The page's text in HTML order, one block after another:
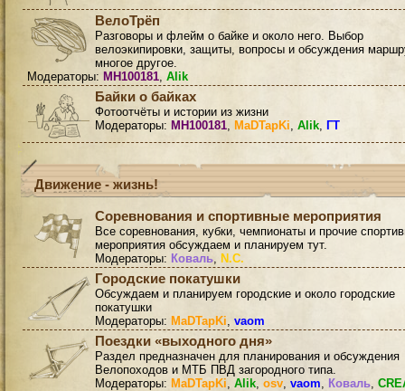
ВелоТрёп
Разговоры и флейм о байке и около него. Выбор
велоэкипировки, защиты, вопросы и обсуждения
многое другое.
Модераторы: MH100181, Alik
Байки о байках
Фотоотчёты и истории из жизни
Модераторы: MH100181, MaDTapKi, Alik, ГТ
Движение - жизнь!
Соревнования и спортивные мероприятия
Все соревнования, кубки, чемпионаты и прочие
мероприятия обсуждаем и планируем тут.
Модераторы: Коваль, N.C.
Городские покатушки
Обсуждаем и планируем городские и около городские
покатушки
Модераторы: MaDTapKi, vaom
Поездки «выходного дня»
Раздел предназначен для планирования и обсуждения
Велопоходов и МТБ ПВД загородного типа.
Модераторы: MaDTapKi, Alik, osv, vaom, Коваль,